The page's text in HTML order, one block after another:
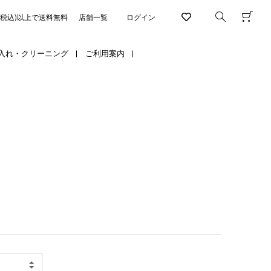
ログイン
込)以上で送料無料 店舗一覧
れ・クリーニング ご利用案内